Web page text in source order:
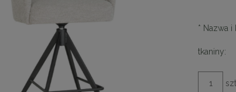
* Nazwa
tkaniny: